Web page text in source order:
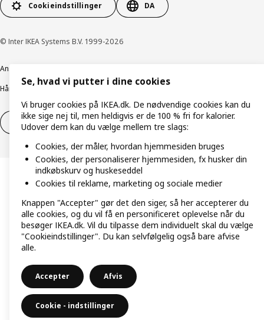
Cookieindstillinger DA
© Inter IKEA Systems B.V. 1999-2026
Ansvarlig rapportering
Håndtering af persondata
Fortryd dit køb Fortryd dit køb af service
Se, hvad vi putter i dine cookies
Vi bruger cookies på IKEA.dk. De nødvendige cookies kan du
ikke sige nej til, men heldigvis er de 100 % fri for kalorier.
Udover dem kan du vælge mellem tre slags:
Cookies, der måler, hvordan hjemmesiden bruges
Cookies, der personaliserer hjemmesiden, fx husker din
indkøbskurv og huskeseddel
Cookies til reklame, marketing og sociale medier
Knappen "Accepter" gør det den siger, så her accepterer du
alle cookies, og du vil få en personificeret oplevelse når du
besøger IKEA.dk. Vil du tilpasse dem individuelt skal du vælge
"Cookieindstillinger". Du kan selvfølgelig også bare afvise
alle.
Accepter Afvis
Cookie - indstillinger